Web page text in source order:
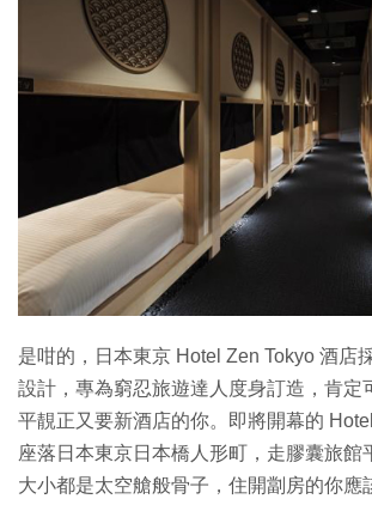
生成式AI與雲端應用
Enterprise Digital Transformation
是咁的，日本東京 Hotel Zen Tokyo 酒店
設計，專為窮忍旅遊達人度身訂造，肯定
平靚正又要新酒店的你。即將開幕的
座落日本東京日本橋人形町，走膠囊旅館
大小都是太空艙般骨子，住開劏房的你應